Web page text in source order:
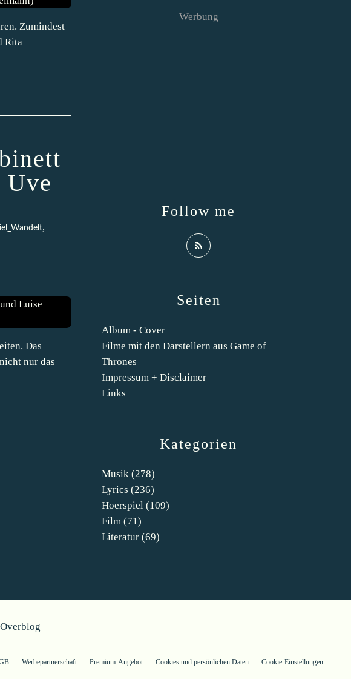
Zumindest
Rita
Uve
,
Das
nur das
Kategorien
Musik (278)
Lyrics (236)
Hoerspiel (109)
Film (71)
Literatur (69)
Seiten
Album - Cover
Filme mit den Darstellern aus Game of
Thrones
Impressum + Disclaimer
Links
Follow me
Werbung
Overblog
Werbepartnerschaft Premium-Angebot Cookies und persönlichen Daten Cookie-Einstellungen